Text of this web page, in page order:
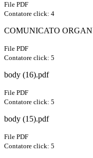
File PDF
Contatore click: 4
COMUNICATO
File PDF
Contatore click: 5
body (16).pdf
File PDF
Contatore click: 5
body (15).pdf
File PDF
Contatore click: 5